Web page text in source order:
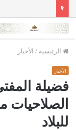
الرئيسية / الأخبار
الأخبار
فضيلة
الصلاحيات
للبلاد